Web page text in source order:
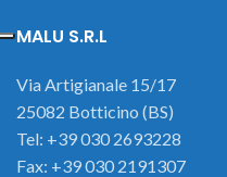
MALU S.R.L
Via Artigianale 15/17
25082 Botticino (BS)
Tel: +39 030 2693228
Fax: +39 030 2191307